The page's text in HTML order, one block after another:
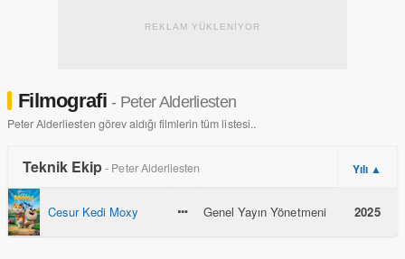
REKLAM YÜKLENİYOR
Filmografi- Peter Alderliesten
Peter Alderliesten görev aldığı filmlerin tüm listesi..
Teknik Ekip- Peter Alderliesten Yılı ▲
Cesur Kedi Moxy Genel Yayın Yönetmeni 2025